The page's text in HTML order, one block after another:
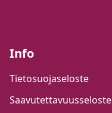
Info
Tietosuojaseloste
Saavutettavuusseloste